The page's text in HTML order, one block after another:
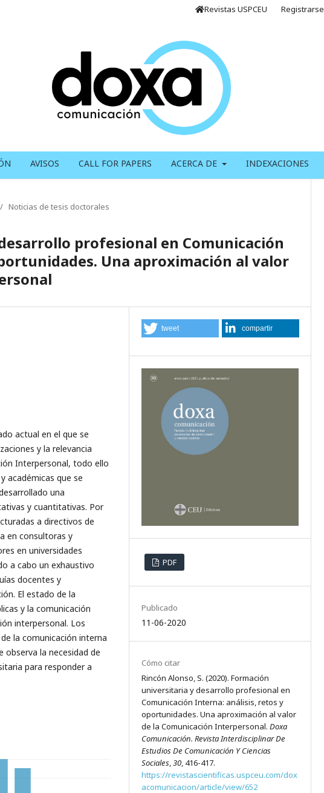
AVISOS CALL FOR PAPERS ACERCA DE INDEXACIONES
Revistas USPCEU Registrarse
/ Noticias de tesis doctorales
profesional en Comunicación
Una aproximación al valor
actual en el que se
y la relevancia
Interpersonal, todo ello
académicas que se
una
y cuantitativas. Por
a directivos de
en consultoras y
en universidades
a cabo un exhaustivo
docentes y
El estado de la
y la comunicación
interpersonal. Los
la comunicación interna
observa la necesidad de
para responder a
PDF
Publicado
11-06-2020
Cómo citar
Rincón Alonso, S. (2020). Formación
universitaria y desarrollo profesional en
Comunicación Interna: análisis, retos y
oportunidades. Una aproximación al valor
de la Comunicación Interpersonal.Doxa
Comunicación. Revista Interdisciplinar De
Estudios De Comunicación Y Ciencias
Sociales,30, 416-417.
https://revistascientificas.uspceu.com/dox
acomunicacion/article/view/652
tweet compartir